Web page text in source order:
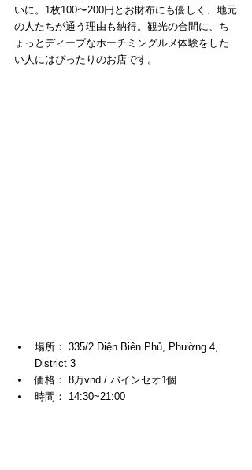
いに。1枚100〜200円とお財布にも優しく、地元
の人たちが通う理由も納得。観光の合間に、ち
ょっとディープなホーチミングルメ体験をした
い人にはぴったりのお店です。
場所： 335/2 Điện Biên Phủ, Phường 4,
District 3
価格： 8万vnd / バインセオ1個
時間： 14:30~21:00